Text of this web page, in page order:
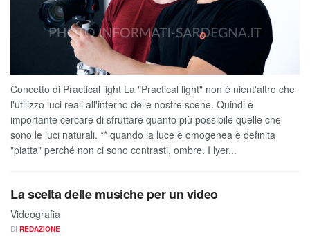
Concetto di Practical light La "Practical light" non è nient'altro che
l'utilizzo luci reali all'interno delle nostre scene. Quindi è
importante cercare di sfruttare quanto più possibile quelle che
sono le luci naturali. ** quando la luce è omogenea è definita
"piatta" perché non ci sono contrasti, ombre. I lyer...
La scelta delle musiche per un video
Videografia
DI REDAZIONE